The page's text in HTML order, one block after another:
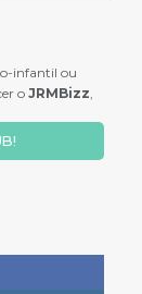
infantil ou
o JRMBizz